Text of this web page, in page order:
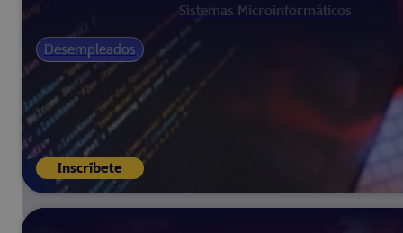
Sistemas Microinformáticos
Desempleados
Inscríbete